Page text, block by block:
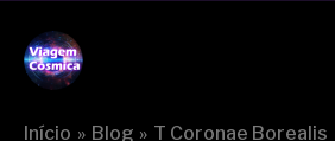
para
Início Blog T Coronae Borealis
e
s
q